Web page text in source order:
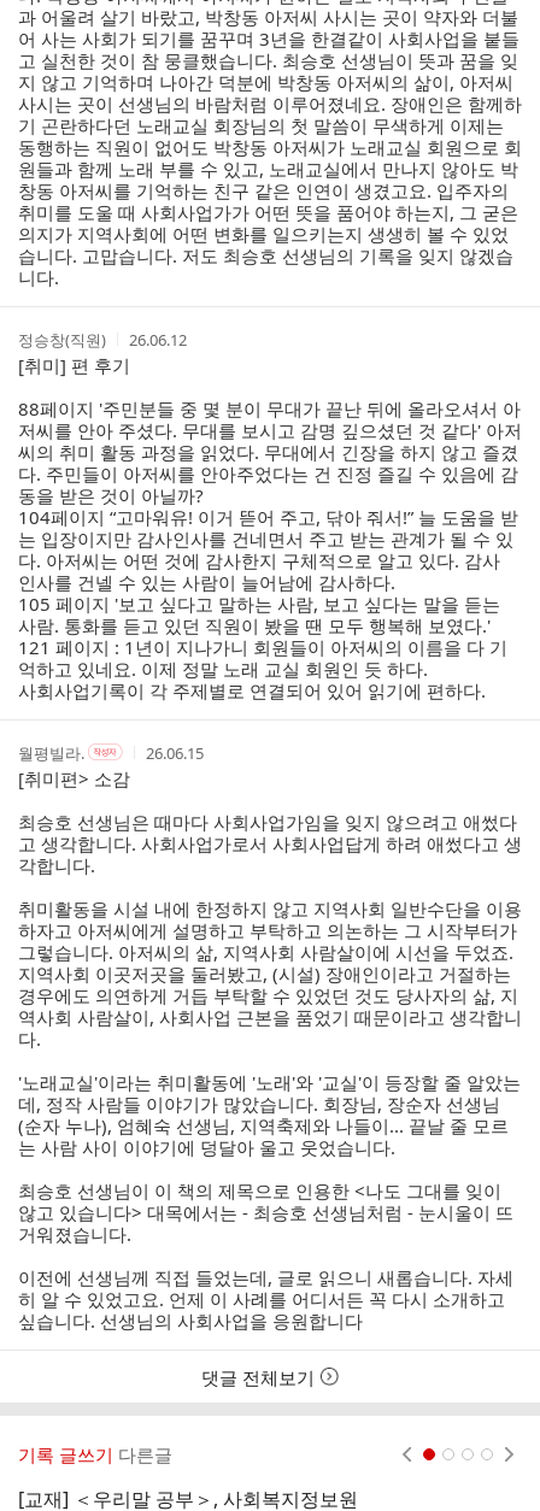
과 어울려 살기 바랐고, 박창동 아저씨 사시는 곳이 약자와 더불
어 사는 사회가 되기를 꿈꾸며 3년을 한결같이 사회사업을 붙들
고 실천한 것이 참 뭉클했습니다. 최승호 선생님이 뜻과 꿈을 잊
지 않고 기억하며 나아간 덕분에 박창동 아저씨의 삶이, 아저씨
사시는 곳이 선생님의 바람처럼 이루어졌네요. 장애인은 함께하
기 곤란하다던 노래교실 회장님의 첫 말씀이 무색하게 이제는
동행하는 직원이 없어도 박창동 아저씨가 노래교실 회원으로 회
원들과 함께 노래 부를 수 있고, 노래교실에서 만나지 않아도 박
창동 아저씨를 기억하는 친구 같은 인연이 생겼고요. 입주자의
취미를 도울 때 사회사업가가 어떤 뜻을 품어야 하는지, 그 굳은
의지가 지역사회에 어떤 변화를 일으키는지 생생히 볼 수 있었
습니다. 고맙습니다. 저도 최승호 선생님의 기록을 잊지 않겠습
니다.
작
성
자
정승창(직원)
작
간
26.06.12
[취미] 편 후기
88페이지 '주민분들 중 몇 분이 무대가 끝난 뒤에 올라오셔서 아
저씨를 안아 주셨다. 무대를 보시고 감명 깊으셨던 것 같다' 아저
씨의 취미 활동 과정을 읽었다. 무대에서 긴장을 하지 않고 즐겼
다. 주민들이 아저씨를 안아주었다는 건 진정 즐길 수 있음에 감
동을 받은 것이 아닐까?
104페이지 “고마워유! 이거 뜯어 주고, 닦아 줘서!” 늘 도움을 받
는 입장이지만 감사인사를 건네면서 주고 받는 관계가 될 수 있
다. 아저씨는 어떤 것에 감사한지 구체적으로 알고 있다. 감사
인사를 건넬 수 있는 사람이 늘어남에 감사하다.
105 페이지 '보고 싶다고 말하는 사람, 보고 싶다는 말을 듣는
사람. 통화를 듣고 있던 직원이 봤을 땐 모두 행복해 보였다.'
121 페이지 : 1년이 지나가니 회원들이 아저씨의 이름을 다 기
억하고 있네요. 이제 정말 노래 교실 회원인 듯 하다.
사회사업기록이 각 주제별로 연결되어 있어 읽기에 편하다.
작
성
자
월평빌라.작
성
자
본
인
여
부
작
자
작
26.06.15
[취미편> 소감
최승호 선생님은 때마다 사회사업가임을 잊지 않으려고 애썼다
고 생각합니다. 사회사업가로서 사회사업답게 하려 애썼다고 생
각합니다.
취미활동을 시설 내에 한정하지 않고 지역사회 일반수단을 이용
하자고 아저씨에게 설명하고 부탁하고 의논하는 그 시작부터가
그렇습니다. 아저씨의 삶, 지역사회 사람살이에 시선을 두었죠.
지역사회 이곳저곳을 둘러봤고, (시설) 장애인이라고 거절하는
경우에도 의연하게 거듭 부탁할 수 있었던 것도 당사자의 삶, 지
역사회 사람살이, 사회사업 근본을 품었기 때문이라고 생각합니
다.
'노래교실'이라는 취미활동에 '노래'와 '교실'이 등장할 줄 알았는
데, 정작 사람들 이야기가 많았습니다. 회장님, 장순자 선생님
(순자 누나), 엄혜숙 선생님, 지역축제와 나들이... 끝날 줄 모르
는 사람 사이 이야기에 덩달아 울고 웃었습니다.
최승호 선생님이 이 책의 제목으로 인용한 <나도 그대를 잊이
않고 있습니다> 대목에서는 - 최승호 선생님처럼 - 눈시울이 뜨
거워졌습니다.
이전에 선생님께 직접 들었는데, 글로 읽으니 새롭습니다. 자세
히 알 수 있었고요. 언제 이 사례를 어디서든 꼭 다시 소개하고
싶습니다. 선생님의 사회사업을 응원합니다
댓글 전체보기
기록 글쓰기 다른글
[교재] ＜우리말 공부＞, 사회복지정보원